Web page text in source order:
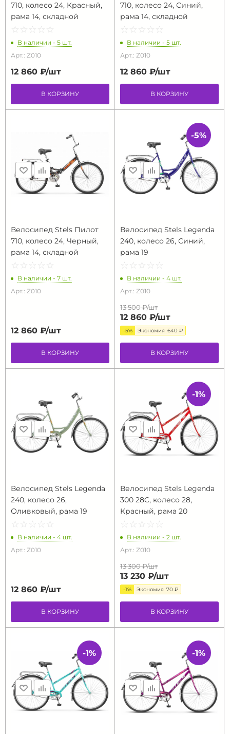
710, колесо 24, Красный,
рама 14, складной
☆ ☆ ☆ ☆ ☆
★ ★ ★ ★ ★
В наличии - 5 шт.
Арт.: Z010
12 860 ₽/шт
В КОРЗИНУ
710, колесо 24, Синий,
рама 14, складной
☆ ☆ ☆ ☆ ☆
★ ★ ★ ★ ★
В наличии - 5 шт.
Арт.: Z010
12 860 ₽/шт
В КОРЗИНУ
Велосипед Stels Пилот
710, колесо 24, Черный,
рама 14, складной
☆ ☆ ☆ ☆ ☆
★ ★ ★ ★ ★
В наличии - 7 шт.
Арт.: Z010
12 860 ₽/шт
В КОРЗИНУ
Велосипед Stels Legenda
240, колесо 26, Синий,
рама 19
☆ ☆ ☆ ☆ ☆
★ ★ ★ ★ ★
В наличии - 4 шт.
Арт.: Z010
13 500 ₽/шт
12 860 ₽/шт
-5% Экономия 640 ₽
В КОРЗИНУ
-5%
Велосипед Stels Legenda
240, колесо 26,
Оливковый, рама 19
☆ ☆ ☆ ☆ ☆
★ ★ ★ ★ ★
В наличии - 4 шт.
Арт.: Z010
12 860 ₽/шт
В КОРЗИНУ
Велосипед Stels Legenda
300 28C, колесо 28,
Красный, рама 20
☆ ☆ ☆ ☆ ☆
★ ★ ★ ★ ★
В наличии - 2 шт.
Арт.: Z010
13 300 ₽/шт
13 230 ₽/шт
-1% Экономия 70 ₽
В КОРЗИНУ
-1%
-1% -1%